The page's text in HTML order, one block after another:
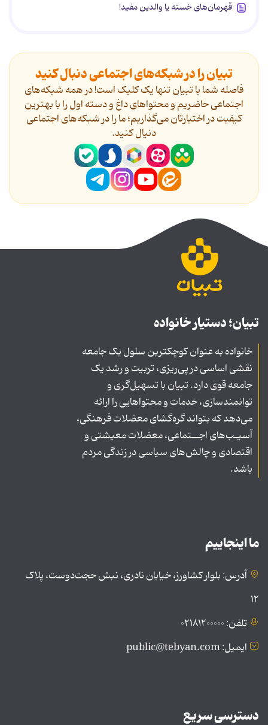
قهرمان‌های خسته یا والدین مفید!
تبیان را در شبکه‌های اجتماعی دنبال کنید
فاصله شما با تبیان تنها یک کلیک است! در همه شبکه‌های
اجتماعی حاضریم و محتواهای داغ و دسته اول را با بهترین
کیفیت در اختیارتان می‌گذاریم؛ ما را در شبکه‌های اجتماعی
دنیال کنید.
تبیان؛ دستیار خانواده
خانواده به عنوان کوچکترین سلول یک جامعه
نقشی اساسی در پی‌ریزی، تربیت و رشد یک
جامعه قوی دارد. تبیان با تسهیل‌گری و
توانمندسازی، خدمات و محتواهایی را ارائه
می‌دهد که بتواند گره‌گشای معضلات فرهنگی،
آسیـب‌های اجــتماعی، معضلات معیشتی و
اقتصادی و چالش‌های سیاسی در زندگی مردم
باشد.
ما اینجاییم
آدرس: بلوار کشاورز، خیابان نادری، نبش حجت‌دوست، پلاک
۱۲
تلفن: ۰۲۱۸۱۲۰۰۰۰۰
ایمیل: public@tebyan.com
دسترسی سریع